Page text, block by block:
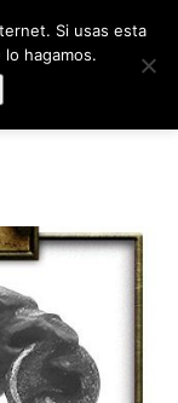
Si usas esta
hagamos.